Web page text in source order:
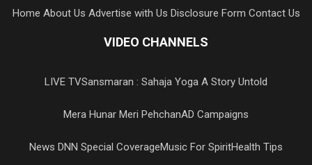
Home About Us Advertise with Us Disclosure Form Contact Us
VIDEO CHANNELS
LIVE TVSansmaran : Sahaja Yoga A Story Untold
Mera Hunar Meri PehchanAD Campaigns
News DNN Special CoverageMusic For SpiritHealth Tips